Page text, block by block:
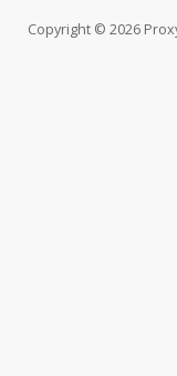
Copyright © 2026